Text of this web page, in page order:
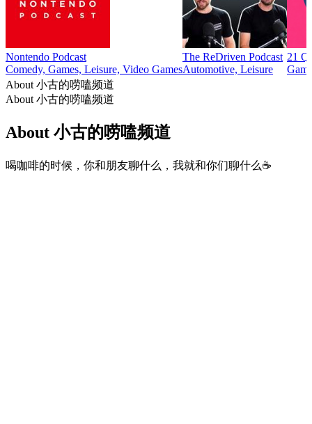
Nontendo Podcast
Comedy, Games, Leisure, Video Games
The ReDriven Podcast
Automotive, Leisure
21
About 小古的唠嗑频道
About 小古的唠嗑频道
About 小古的唠嗑频道
喝咖啡的时候，你和朋友聊什么，我就和你们聊什么☕️